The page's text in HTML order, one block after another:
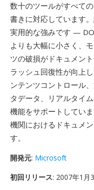
数十のツールがすべて
書きに対応しています
実用的な強みです —
よりも大幅に小さく、
ツの破損がドキュメン
ラッシュ回復性が向上
ンテンツコントロール、
タデータ、リアルタイ
機能をサポートしてい
機関におけるドキュメ
す。
開発元: Microsoft
初回リリース: 2007年1月